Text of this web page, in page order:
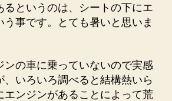
るというのは、シートの下にエ
う事です。とても暑いと思いま
ンの車に乗っていないので実感
、いろいろ調べると結構熱いら
エンジンがあることによって荒